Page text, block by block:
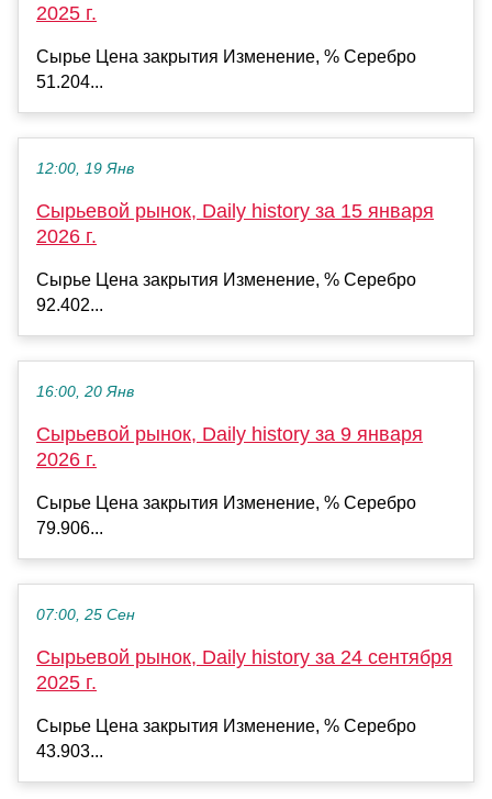
2025 г.
Сырье Цена закрытия Изменение, % Серебро
51.204...
12:00, 19 Янв
Сырьевой рынок, Daily history за 15 января
2026 г.
Сырье Цена закрытия Изменение, % Серебро
92.402...
16:00, 20 Янв
Сырьевой рынок, Daily history за 9 января
2026 г.
Сырье Цена закрытия Изменение, % Серебро
79.906...
07:00, 25 Сен
Сырьевой рынок, Daily history за 24 сентября
2025 г.
Сырье Цена закрытия Изменение, % Серебро
43.903...